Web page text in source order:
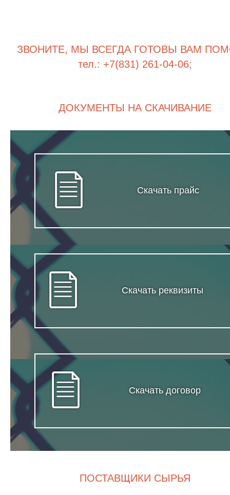
ЗВОНИТЕ, МЫ ВСЕГДА ГОТОВЫ ВАМ
тел.: +7(831) 261-04-06;
ДОКУМЕНТЫ НА СКАЧИВАНИЕ
Скачать прайс
Скачать реквизиты
Скачать договор
ПОСТАВЩИКИ СЫРЬЯ